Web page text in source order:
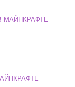
МАЙНКРАФТЕ